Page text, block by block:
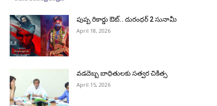
పుష్ప రికార్డు ఔట్‌.. దురంధ‌ర్ 2 సునామీ
April 18, 2026
వడదెబ్బ బాధితులకు సత్వర చికిత్స
April 15, 2026